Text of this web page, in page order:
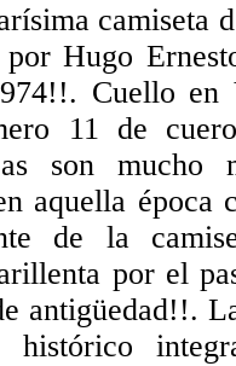
camiseta
Hugo
Cuello
11 de
son mucho
aquella época
de la
por el
antigüedad!!.
histórico